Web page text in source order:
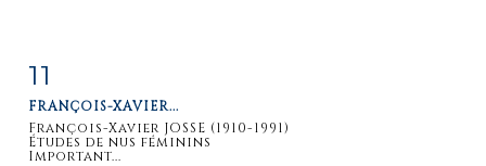
détaillée
11
FRANÇOIS-XAVIER...
François-Xavier JOSSE (1910-1991)
Études de nus féminins
Important...